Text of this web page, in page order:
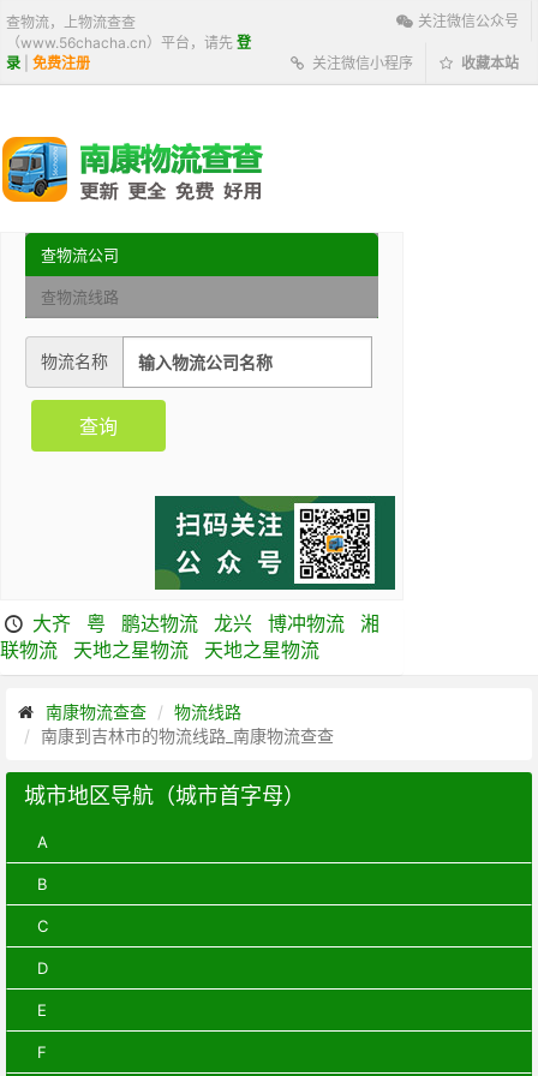
查物流，上物流查查
（www.56chacha.cn）平台，请先 登
录
免费注册
关注微信公众号
关注微信小程序 收藏本站
查物流公司
查物流线路
物流名称
大齐 粤 鹏达物流 龙兴 博冲物流
湘
联物流
天地之星物流 天地之星物流
南康物流查查
物流线路
南康到吉林市的物流线路_南康物流查查
城市地区导航（城市首字母）
A
B
C
D
E
F